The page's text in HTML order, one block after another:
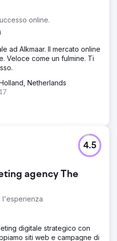
online.
ad Alkmaar. Il mercato online
Veloce come un fulmine. Ti
Netherlands
agency The
l'esperienza
4.5
digitale strategico con
siti web e campagne di